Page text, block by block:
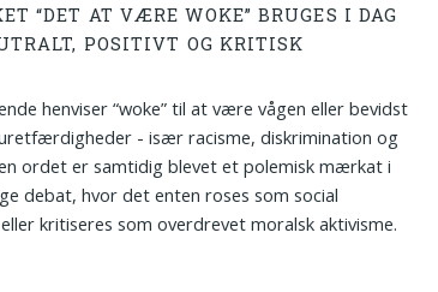
“DET AT VÆRE WOKE” BRUGES I DAG
POSITIVT OG KRITISK
henviser “woke” til at være vågen eller bevidst
- især racisme, diskrimination og
ordet er samtidig blevet et polemisk mærkat i
debat, hvor det enten roses som social
kritiseres som overdrevet moralsk aktivisme.